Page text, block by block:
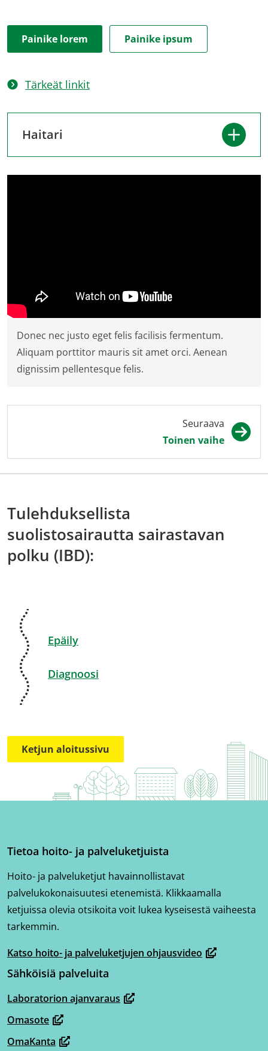
Painike lorem Painike ipsum
Tärkeät linkit
Haitari
Donec nec justo eget felis facilisis fermentum.
Aliquam porttitor mauris sit amet orci. Aenean
dignissim pellentesque felis.
Seuraava
Toinen vaihe
Tulehduksellista
suolistosairautta sairastavan
polku (IBD):
Epäily
Diagnoosi
Ketjun aloitussivu
Tietoa hoito- ja palveluketjuista
Hoito- ja palveluketjut havainnollistavat
palvelukokonaisuutesi etenemistä. Klikkaamalla
ketjuissa olevia otsikoita voit lukea kyseisestä vaiheesta
tarkemmin.
Katso hoito- ja palveluketjujen ohjausvideo
(avautuu
uuteen
ikkunaan,
toiseen
palveluun)
Sähköisiä palveluita
Laboratorion ajanvaraus
(avautuu
uuteen
ikkunaan,
Omasote
(avautuu
uuteen
OmaKanta